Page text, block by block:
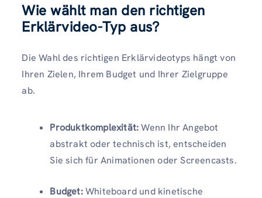
Wie wählt man den richtigen
Erklärvideo-Typ aus?
Die Wahl des richtigen Erklärvideotyps hängt von
Ihren Zielen, Ihrem Budget und Ihrer Zielgruppe
ab.
Produktkomplexität:Wenn Ihr Angebot
abstrakt oder technisch ist, entscheiden
Sie sich für Animationen oder Screencasts.
Budget:Whiteboard und kinetische